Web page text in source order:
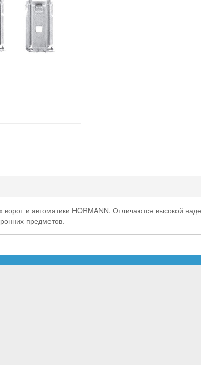
и автоматики HORMANN. Отличаются высокой
предметов.